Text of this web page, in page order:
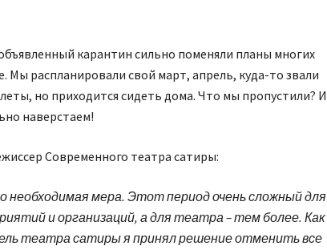
карантин сильно поменяли планы многих
Мы распланировали свой март, апрель, куда-то звали
но приходится сидеть дома. Что мы пропустили? И
наверстаем!
Современного театра сатиры:
необходимая мера. Этот период очень сложный для
и организаций, а для театра – тем более. Как
театра сатиры я принял решение отменить все